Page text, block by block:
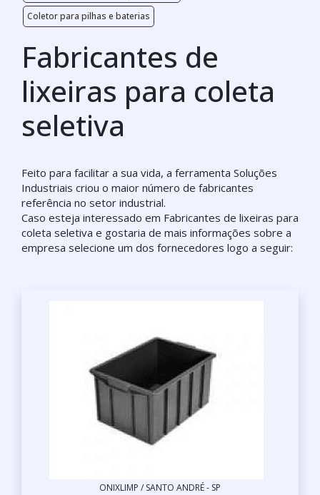
Coletor para pilhas e baterias
Fabricantes de
lixeiras para coleta
seletiva
Feito para facilitar a sua vida, a ferramenta Soluções
Industriais criou o maior número de fabricantes
referência no setor industrial.
Caso esteja interessado em Fabricantes de lixeiras para
coleta seletiva e gostaria de mais informações sobre a
empresa selecione um dos fornecedores logo a seguir:
ONIXLIMP / SANTO ANDRÉ - SP